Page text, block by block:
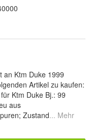
an Ktm Duke 1999
Artikel zu kaufen:
Ktm Duke Bj.: 99
aus
Zustand... Mehr